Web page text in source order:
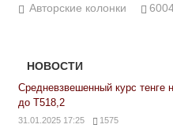
Авторские колонки
НОВОСТИ
Средневзвешенный курс тенге
до Т518,2
31.01.2025 17:25 1575